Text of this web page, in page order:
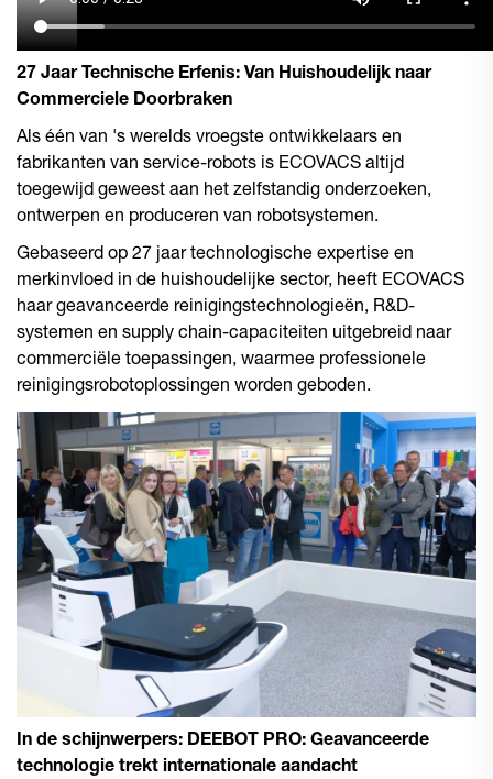
27 Jaar Technische Erfenis: Van Huishoudelijk naar
Commerciele Doorbraken
Als één van 's werelds vroegste ontwikkelaars en
fabrikanten van service-robots is ECOVACS altijd
toegewijd geweest aan het zelfstandig onderzoeken,
ontwerpen en produceren van robotsystemen.
Gebaseerd op 27 jaar technologische expertise en
merkinvloed in de huishoudelijke sector, heeft ECOVACS
haar geavanceerde reinigingstechnologieën, R&D-
systemen en supply chain-capaciteiten uitgebreid naar
commerciële toepassingen, waarmee professionele
reinigingsrobotoplossingen worden geboden.
In de schijnwerpers: DEEBOT PRO: Geavanceerde
technologie trekt internationale aandacht